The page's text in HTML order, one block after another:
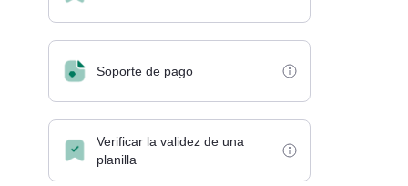
Soporte de pago
Verificar la validez de una
planilla